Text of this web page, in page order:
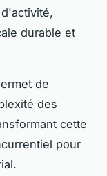
durable et
de
des
cette
pour